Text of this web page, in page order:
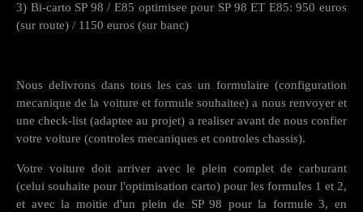
3) Bi-carto SP 98 / E85 optimisee pour SP 98 ET E85: 950 euros
(sur route) / 1150 euros (sur banc)
Nous delivrons dans tous les cas un formulaire (configuration
mecanique de la voiture et formule souhaitee) a nous renvoyer et
une check-list (adaptee au projet) a realiser avant de nous confier
votre voiture (controles mecaniques et controles chassis).
Votre voiture doit arriver avec le plein complet de carburant
(celui souhaite pour l'optimisation carto) pour les formules 1 et 2,
et avec la moitie d'un plein de SP 98 pour la formule 3, en